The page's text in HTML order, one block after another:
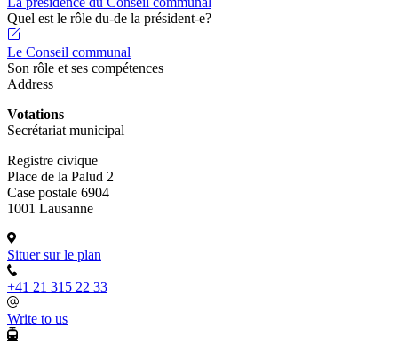
Quel est le rôle du-de la président-e?
Le Conseil communal
Son rôle et ses compétences
Address
Votations
Secrétariat municipal
Registre civique
Place de la Palud 2
Case postale 6904
1001 Lausanne
Situer sur le plan
+41 21 315 22 33
Write to us